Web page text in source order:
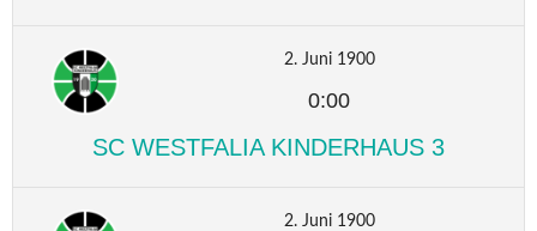
2. Juni 1900
0:00
SC WESTFALIA KINDERHAUS 3
2. Juni 1900